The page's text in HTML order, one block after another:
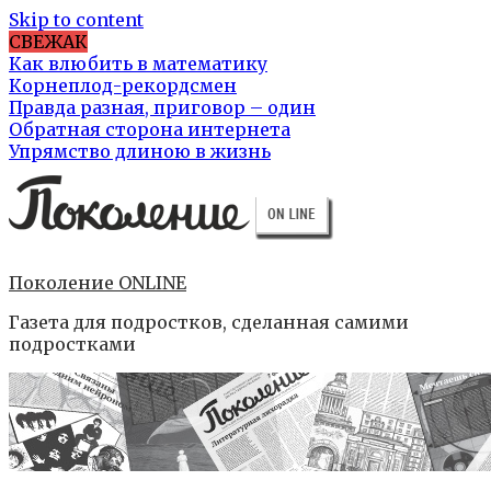
Skip to content
СВЕЖАК
Как влюбить в математику
Корнеплод-рекордсмен
Правда разная, приговор – один
Обратная сторона интернета
Упрямство длиною в жизнь
Поколение ONLINE
Газета для подростков, сделанная самими
подростками